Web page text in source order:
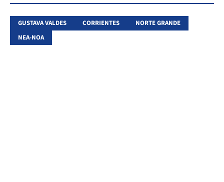
GUSTAVA VALDES CORRIENTES
NORTE GRANDE
NEA-NOA